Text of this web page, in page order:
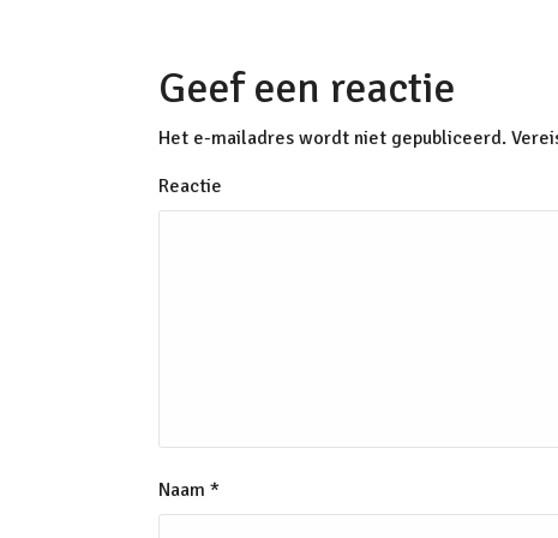
Geef een reactie
Het e-mailadres wordt niet gepubliceerd.
Reactie
Naam *